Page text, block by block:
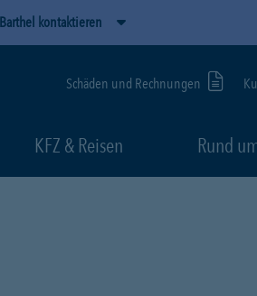
kontaktieren
Schäden und Rechnungen
KFZ & Reisen Rund